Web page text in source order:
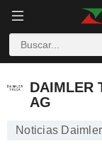
DAIMLER
AG
Noticias